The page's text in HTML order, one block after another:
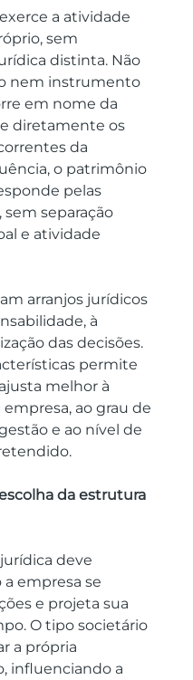
exerce a atividade
sem
distinta. Não
nem instrumento
em nome da
diretamente os
da
o patrimônio
pelas
separação
e atividade
arranjos jurídicos
à
das decisões.
permite
melhor à
ao grau de
e ao nível de
da estrutura
deve
empresa se
e projeta sua
O tipo societário
a própria
influenciando a